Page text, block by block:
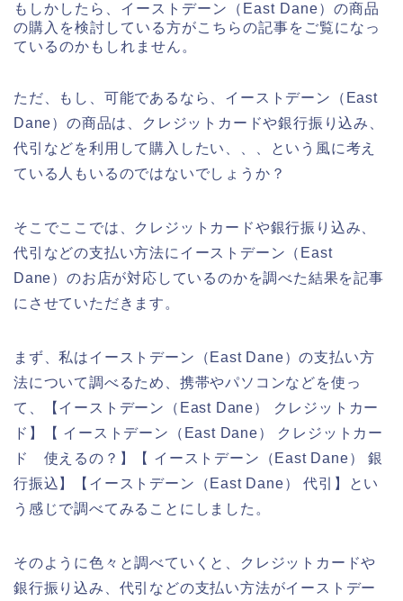
もしかしたら、イーストデーン（East Dane）の商品
の購入を検討している方がこちらの記事をご覧になっ
ているのかもしれません。
ただ、もし、可能であるなら、イーストデーン（East
Dane）の商品は、クレジットカードや銀行振り込み、
代引などを利用して購入したい、、、という風に考え
ている人もいるのではないでしょうか？
そこでここでは、クレジットカードや銀行振り込み、
代引などの支払い方法にイーストデーン（East
Dane）のお店が対応しているのかを調べた結果を記事
にさせていただきます。
まず、私はイーストデーン（East Dane）の支払い方
法について調べるため、携帯やパソコンなどを使っ
て、【イーストデーン（East Dane） クレジットカー
ド】【 イーストデーン（East Dane） クレジットカー
ド 使えるの？】【 イーストデーン（East Dane） 銀
行振込】【イーストデーン（East Dane） 代引】とい
う感じで調べてみることにしました。
そのように色々と調べていくと、クレジットカードや
銀行振り込み、代引などの支払い方法がイーストデー